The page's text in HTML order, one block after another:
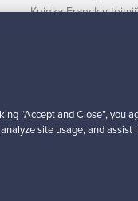
Kuinka Franckly
“Accept and Close”, you
site usage, and assist